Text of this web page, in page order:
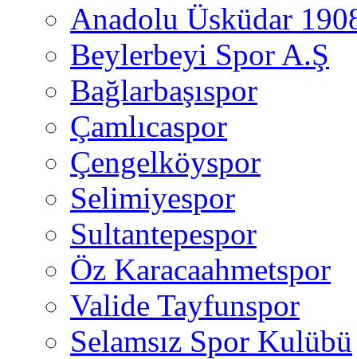
Anadolu Üsküdar
Beylerbeyi Spor A.Ş
Bağlarbaşıspor
Çamlıcaspor
Çengelköyspor
Selimiyespor
Sultantepespor
Öz Karacaahmetspor
Valide Tayfunspor
Selamsız Spor Kulübü